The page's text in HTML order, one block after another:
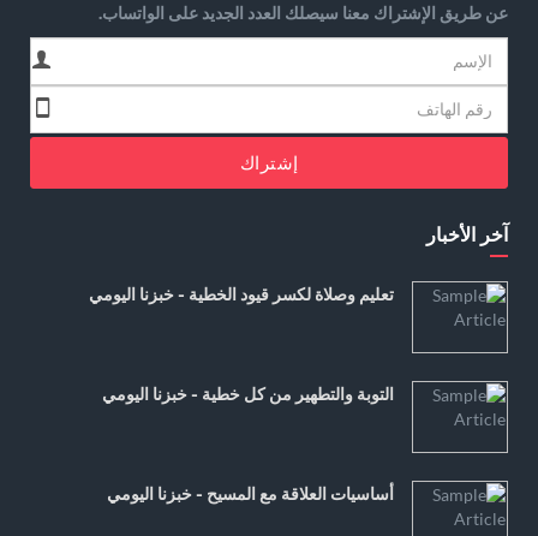
عن طريق الإشتراك معنا سيصلك العدد الجديد على الواتساب.
إشتراك
آخر الأخبار
تعليم وصلاة لكسر قيود الخطية - خبزنا اليومي
التوبة والتطهير من كل خطية - خبزنا اليومي
أساسيات العلاقة مع المسيح - خبزنا اليومي